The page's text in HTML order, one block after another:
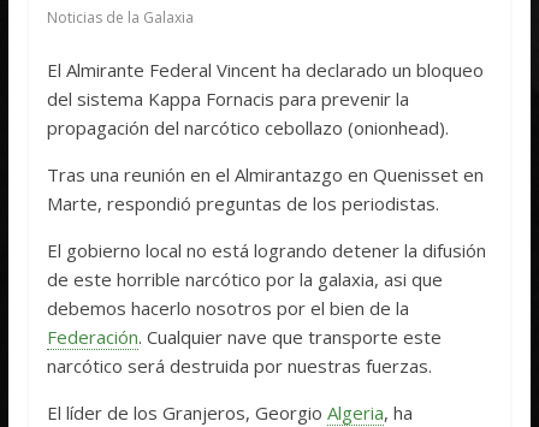
Noticias de la Galaxia
El Almirante Federal Vincent ha declarado un bloqueo
del sistema Kappa Fornacis para prevenir la
propagación del narcótico cebollazo (onionhead).
Tras una reunión en el Almirantazgo en Quenisset en
Marte, respondió preguntas de los periodistas.
El gobierno local no está logrando detener la difusión
de este horrible narcótico por la galaxia, asi que
debemos hacerlo nosotros por el bien de la
Federación. Cualquier nave que transporte este
narcótico será destruida por nuestras fuerzas.
El líder de los Granjeros, GeorgioAlgeria, ha